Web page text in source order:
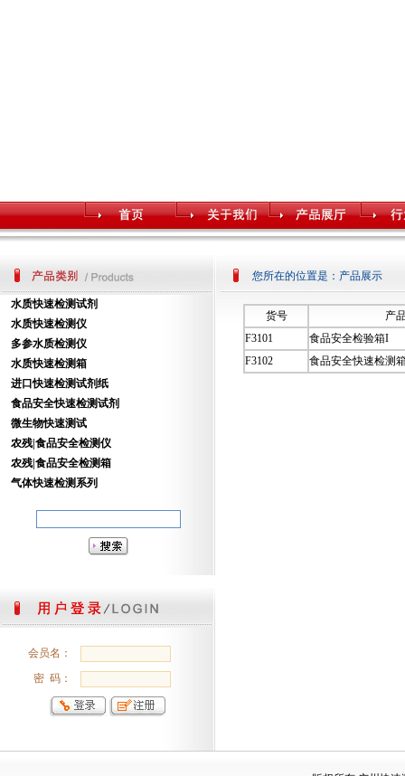
水质快速检测试剂
水质快速检测仪
多参水质检测仪
水质快速检测箱
进口快速检测试剂纸
食品安全快速检测试剂
微生物快速测试
农残|食品安全检测仪
农残|食品安全检测箱
气体快速检测系列
会员名：
密 码：
您所在的位置是：产品展示
货号
产
F3101
食品安全检验箱I
F3102
食品安全快速检测